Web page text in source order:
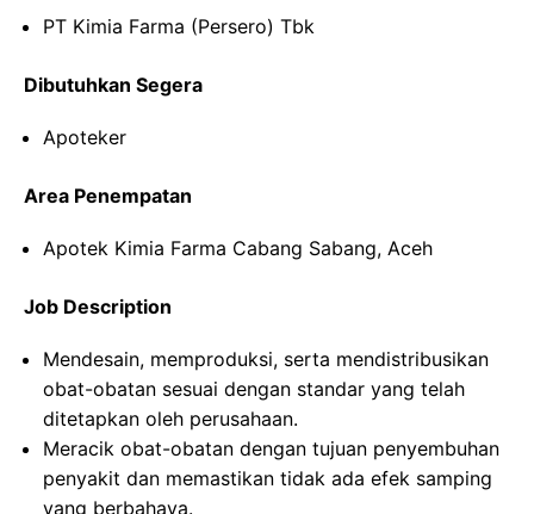
PT Kimia Farma (Persero) Tbk
Dibutuhkan Segera
Apoteker
Area Penempatan
Apotek Kimia Farma Cabang Sabang, Aceh
Job Description
Mendesain, memproduksi, serta mendistribusikan
obat-obatan sesuai dengan standar yang telah
ditetapkan oleh perusahaan.
Meracik obat-obatan dengan tujuan penyembuhan
penyakit dan memastikan tidak ada efek samping
yang berbahaya.